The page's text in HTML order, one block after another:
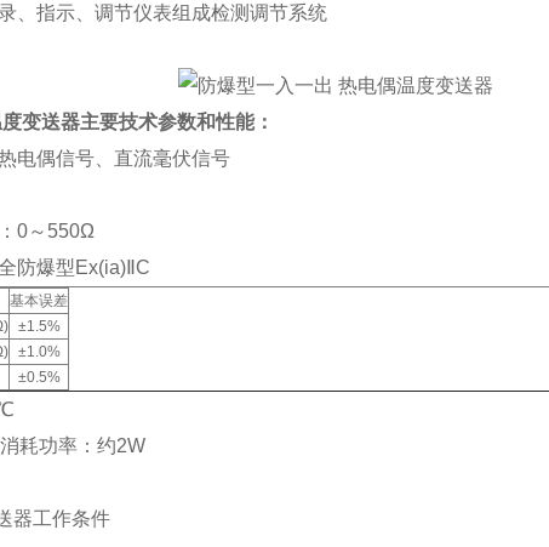
、指示、调节仪表组成检测调节系统
变送器主要技术参数和性能：
电偶信号、直流毫伏信号
0～550Ω
防爆型Ex(ia)ⅡC
基本误差
±1.5%
±1.0%
±0.5%
耗功率：约2W
器工作条件